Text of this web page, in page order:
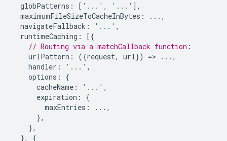
globPatterns : [ '...' , '...' ],
maximumFileSizeToCacheInBytes :
...,
navigateFallback : '...' ,
runtimeCaching :
[{
// Routing via a matchCallback function:
urlPattern : ({request, url}) =>
...,
handler : '...' ,
options :
{
cacheName : '...' ,
expiration :
{
maxEntries :
...,
},
},
},
{